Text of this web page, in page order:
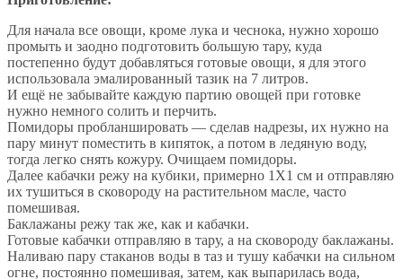
Для начала все овощи, кроме лука и чеснока, нужно хорошо
промыть и заодно подготовить большую тару, куда
постепенно будут добавляться готовые овощи, я для этого
использовала эмалированный тазик на 7 литров.
И ещё не забывайте каждую партию овощей при готовке
нужно немного солить и перчить.
Помидоры пробланшировать — сделав надрезы, их нужно на
пару минут поместить в кипяток, а потом в ледяную воду,
тогда легко снять кожуру. Очищаем помидоры.
Далее кабачки режу на кубики, примерно 1Х1 см и отправляю
их тушиться в сковороду на растительном масле, часто
помешивая.
Баклажаны режу так же, как и кабачки.
Готовые кабачки отправляю в тару, а на сковороду баклажаны.
Наливаю пару стаканов воды в таз и тушу кабачки на сильном
огне, постоянно помешивая, затем, как выпарилась вода,